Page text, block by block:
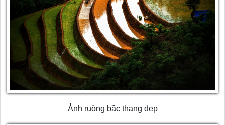
Ảnh ruộng bậc thang đẹp